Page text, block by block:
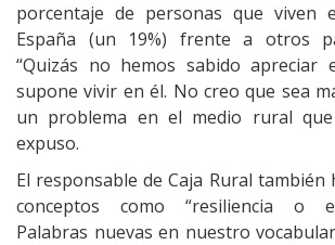
porcentaje de personas que viven
España (un 19%) frente a otros
“Quizás no hemos sabido apreciar
supone vivir en él. No creo que sea
un problema en el medio rural
expuso.
El responsable de Caja Rural también
conceptos como “resiliencia o
Palabras nuevas en nuestro